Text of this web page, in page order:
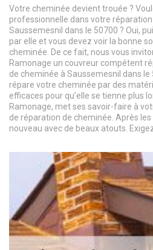
Votre cheminée devient trouée ?
professionnelle dans votre
Saussemesnil dans le 50700 ? Oui,
par elle et vous devez voir la bonne
cheminée. De ce fait, nous vous
Ramonage un couvreur compétent
de cheminée à Saussemesnil dans le
répare votre cheminée par des
efficaces pour qu’elle se tienne plus
Ramonage, met ses savoir-faire à
de réparation de cheminée. Après
nouveau avec de beaux atouts.